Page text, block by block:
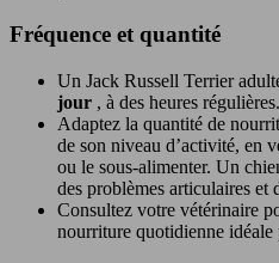
Fréquence et quantité
Un Jack Russell Terrier
jour , à des heures régulières.
Adaptez la quantité de
de son niveau d’activité, en
ou le sous-alimenter. Un
des problèmes articulaires et
Consultez votre vétérinaire
nourriture quotidienne